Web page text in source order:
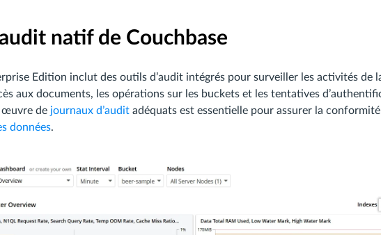
natif de Couchbase
Edition inclut des outils d’audit intégrés pour surveiller les activités de
aux documents, les opérations sur les buckets et les tentatives
œuvre de journaux d’audit adéquats est essentielle pour assurer la conformité
données.